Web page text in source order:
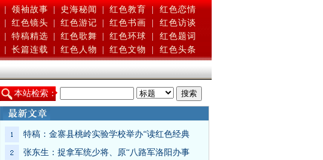
| 领袖故事 | 史海秘闻 | 红色教育 |
红色恋情
红色镜头 红色游记 红色书画
红色访谈
特稿精选 红色歌舞 红色环球
红色题词
长篇连载 红色人物 红色文物 红色头条
本站检索：
特稿：金寨县桃岭实验学校举办“读红色经典
张东生：捉拿军统少将、原“八路军洛阳办事